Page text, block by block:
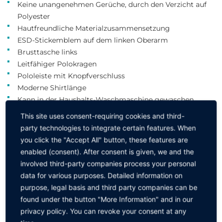
Keine unangenehmen Gerüche, durch den Verzicht auf
Polyester
Hautfreundliche Materialzusammensetzung
ESD-Stickemblem auf dem linken Oberarm
Brusttasche links
Leitfähiger Polokragen
Pololeiste mit Knopfverschluss
Moderne Shirtlänge
Kann in der Haushalts-Waschmaschine gewaschen
werden
Form- und Farbstabil
Größe XXS-4XL ohne Übergrößenzuschläge
Pflege Guide für ESD Arbeitskleidung
Bitte wählen Sie durch Anklicken den gewünschten
Artikel aus ↓
Größe
This site uses consent-requiring cookies and third-
party technologies to integrate certain features. When
you click the "Accept All" button, these features are
enabled (consent). After consent is given, we and the
involved third-party companies process your personal
data for various purposes. Detailed information on
purpose, legal basis and third party companies can be
found under the button "More Information" and in our
privacy policy. You can revoke your consent at any